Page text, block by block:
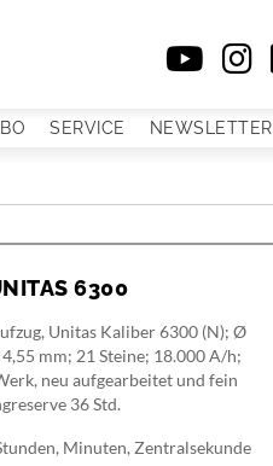
SERVICE NEWSLETTER
6300
Unitas Kaliber 6300 (N); Ø
mm; 21 Steine; 18.000 A/h;
neu aufgearbeitet und fein
36 Std.
Minuten, Zentralsekunde